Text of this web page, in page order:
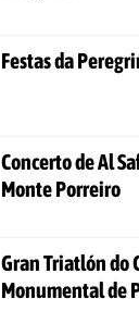
Festas da
Concerto de Al
Monte Porreiro
Gran Triatlón do
Monumental de